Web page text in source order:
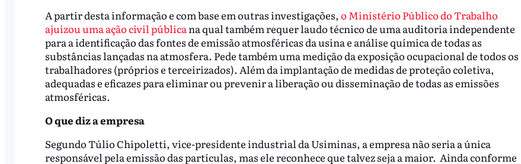
A partir desta informação e com base em outras investigações, o Ministério Público do Trabalho
ajuizou uma ação civil públicana qual também requer laudo técnico de uma auditoria independente
para a identificação das fontes de emissão atmosféricas da usina e análise química de todas as
substâncias lançadas na atmosfera. Pede também uma medição da exposição ocupacional de todos os
trabalhadores (próprios e terceirizados). Além da implantação de medidas de proteção coletiva,
adequadas e eficazes para eliminar ou prevenir a liberação ou disseminação de todas as emissões
atmosféricas.
O que diz a empresa
Segundo Túlio Chipoletti, vice-presidente industrial da Usiminas, a empresa não seria a única
responsável pela emissão das partículas, mas ele reconhece que talvez seja a maior. Ainda conforme